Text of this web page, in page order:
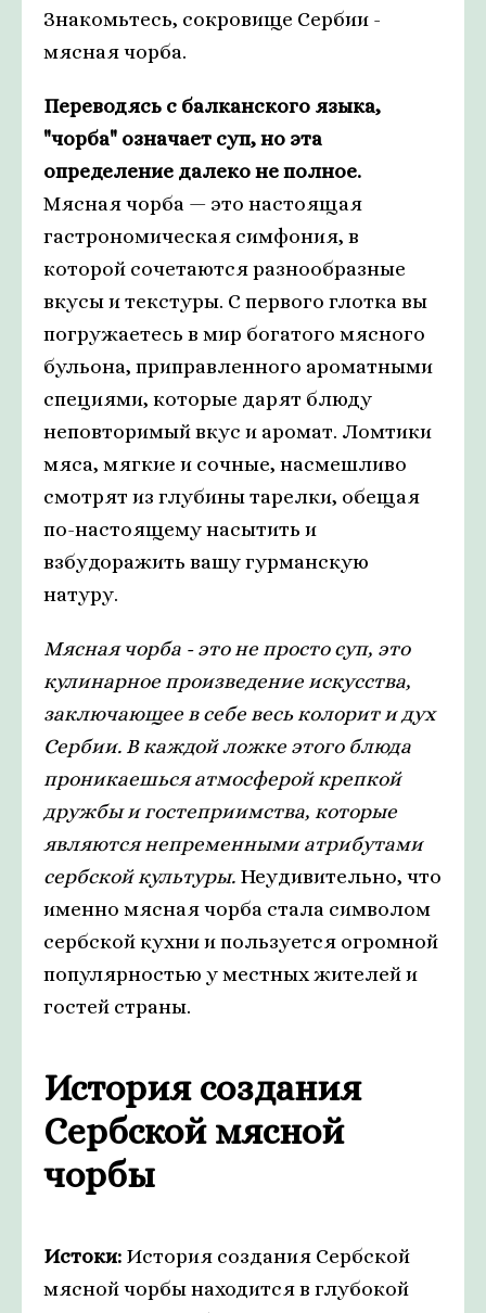
Знакомьтесь, сокровище Сербии -
мясная чорба.
Переводясь с балканского языка,
"чорба" означает суп, но эта
определение далеко не полное.
Мясная чорба — это настоящая
гастрономическая симфония, в
которой сочетаются разнообразные
вкусы и текстуры. С первого глотка вы
погружаетесь в мир богатого мясного
бульона, приправленного ароматными
специями, которые дарят блюду
неповторимый вкус и аромат. Ломтики
мяса, мягкие и сочные, насмешливо
смотрят из глубины тарелки, обещая
по-настоящему насытить и
взбудоражить вашу гурманскую
натуру.
Мясная чорба - это не просто суп, это
кулинарное произведение искусства,
заключающее в себе весь колорит и дух
Сербии. В каждой ложке этого блюда
проникаешься атмосферой крепкой
дружбы и гостеприимства, которые
являются непременными атрибутами
сербской культуры. Неудивительно, что
именно мясная чорба стала символом
сербской кухни и пользуется огромной
популярностью у местных жителей и
гостей страны.
История создания
Сербской мясной
чорбы
Истоки: История создания Сербской
мясной чорбы находится в глубокой